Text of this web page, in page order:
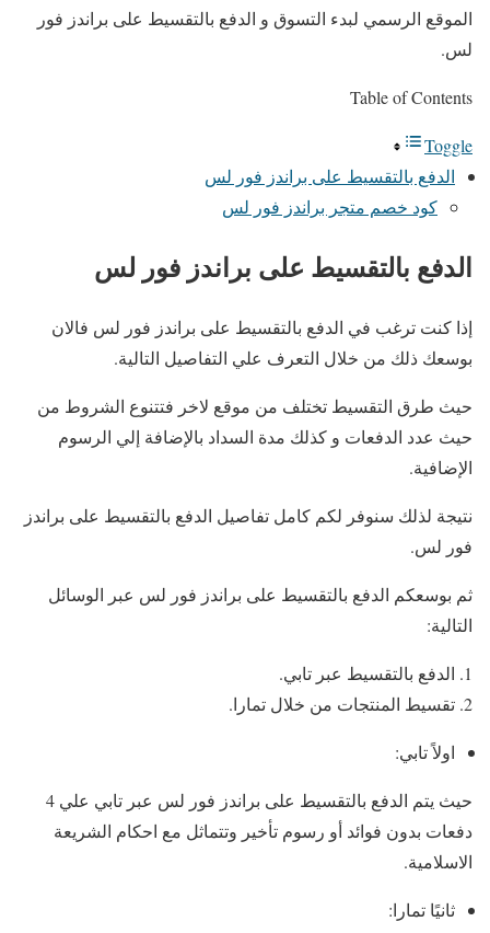
الموقع الرسمي لبدء التسوق و الدفع بالتقسيط على براندز فور
لس.
Table of Contents
Toggle
الدفع بالتقسيط على براندز فور لس
كود خصم متجر براندز فور لس
الدفع بالتقسيط على براندز فور لس
إذا كنت ترغب في الدفع بالتقسيط على براندز فور لس فالان
بوسعك ذلك من خلال التعرف علي التفاصيل التالية.
حيث طرق التقسيط تختلف من موقع لاخر فتتنوع الشروط من
حيث عدد الدفعات و كذلك مدة السداد بالإضافة إلي الرسوم
الإضافية.
نتيجة لذلك سنوفر لكم كامل تفاصيل الدفع بالتقسيط على براندز
فور لس.
ثم بوسعكم الدفع بالتقسيط على براندز فور لس عبر الوسائل
التالية:
الدفع بالتقسيط عبر تابي.
تقسيط المنتجات من خلال تمارا.
اولاً تابي:
حيث يتم الدفع بالتقسيط على براندز فور لس عبر تابي علي 4
دفعات بدون فوائد أو رسوم تأخير وتتماثل مع احكام الشريعة
الاسلامية.
ثانيًا تمارا: